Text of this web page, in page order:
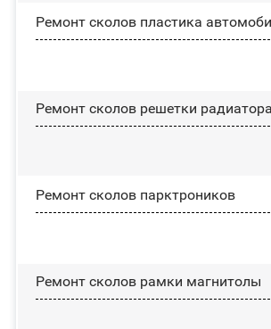
Ремонт сколов пластика
Ремонт сколов решетки радиатора
Ремонт сколов парктроников
Ремонт сколов рамки магнитолы